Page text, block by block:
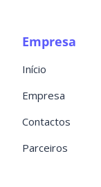
Empresa
Início
Empresa
Contactos
Parceiros